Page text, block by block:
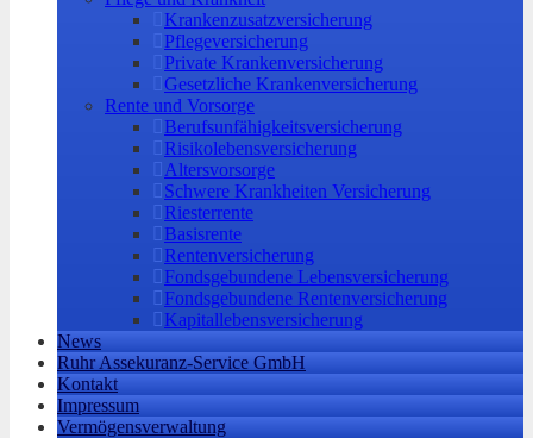
Krankenzusatzversicherung
Pflegeversicherung
Private Krankenversicherung
Gesetzliche Krankenversicherung
Rente und Vorsorge
Berufs­unfähigkeitsversicherung
Risikolebensversicherung
Altersvorsorge
Schwere Krankheiten Versicherung
Riesterrente
Basisrente
Rentenversicherung
Fondsgebundene Lebensversicherung
Fondsgebundene Rentenversicherung
Kapitallebensversicherung
News
Ruhr Assekuranz-Service GmbH
Kontakt
Impressum
Vermögensverwaltung